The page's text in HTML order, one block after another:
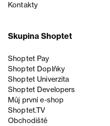
Kontakty
Skupina Shoptet
Shoptet Pay
Shoptet Doplňky
Shoptet Univerzita
Shoptet Developers
Můj první e-shop
Shoptet.TV
Obchodiště